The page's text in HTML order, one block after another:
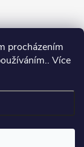
procházením
Více
vyhrazena.